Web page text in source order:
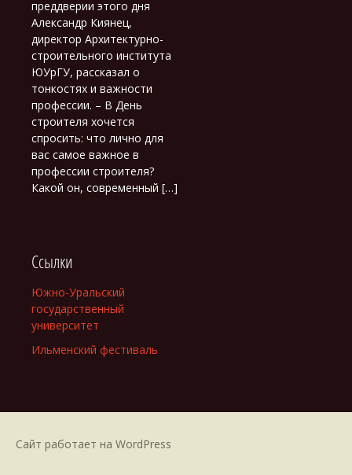
преддверии этого дня
Александр Киянец,
директор Архитектурно-
строительного института
ЮУрГУ, рассказал о
тонкостях и важности
профессии. – В День
строителя хочется
спросить: что лично для
вас самое важное в
профессии строителя?
Какой он, современный […]
Ссылки
Южно-Уральский
государственный
университет
Ильменский фестиваль
Сайт работает на WordPress